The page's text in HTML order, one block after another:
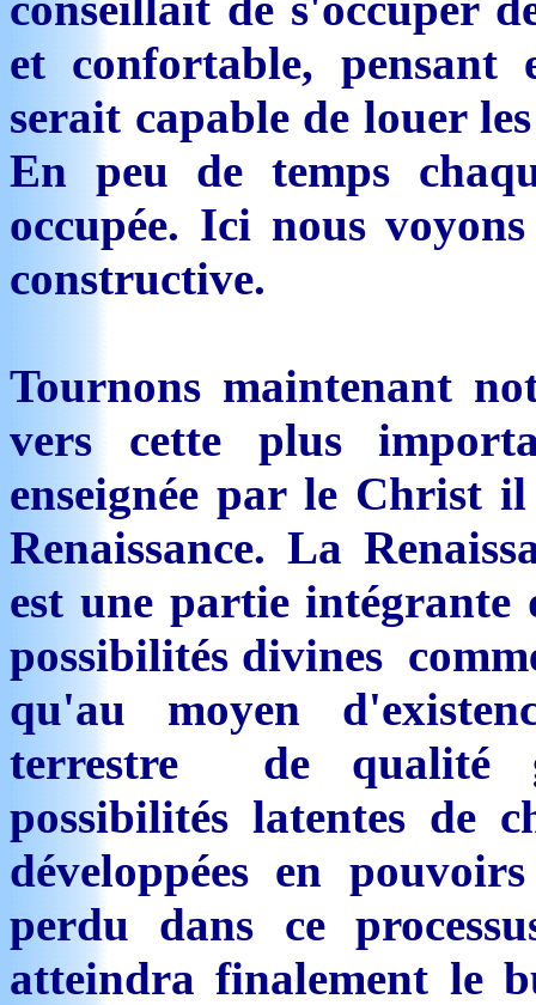
et confortable, pensant
serait capable de louer
En peu de temps
occupée. Ici nous
constructive.
Tournons maintenant
vers cette plus
enseignée par le Christ
Renaissance. La
est une partie intégrante
possibilités divines
qu'au moyen
terrestre de qualité
possibilités latentes de
développées en
perdu dans ce
atteindra finalement le